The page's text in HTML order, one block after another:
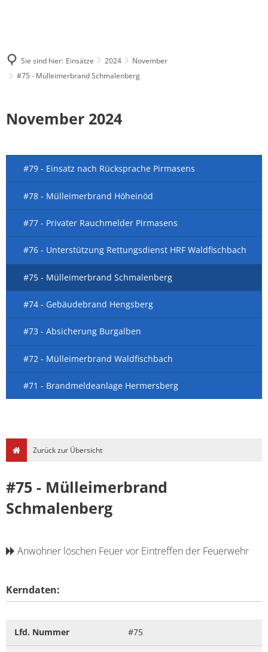
Sie sind hier: Einsätze 2024
November
#75 - Mülleimerbrand Schmalenberg
November 2024
#79 - Einsatz nach Rücksprache Pirmasens
#78 - Mülleimerbrand Höheinöd
#77 - Privater Rauchmelder Pirmasens
#76 - Unterstützung Rettungsdienst HRF Waldfischbach
#75 - Mülleimerbrand Schmalenberg
#74 - Gebäudebrand Hengsberg
#73 - Absicherung Burgalben
#72 - Mülleimerbrand Waldfischbach
#71 - Brandmeldeanlage Hermersberg
Zurück zur Übersicht
#75 - Mülleimerbrand
Schmalenberg
Anwohner löschen Feuer vor Eintreffen der Feuerwehr
Kerndaten:
Lfd. Nummer #75